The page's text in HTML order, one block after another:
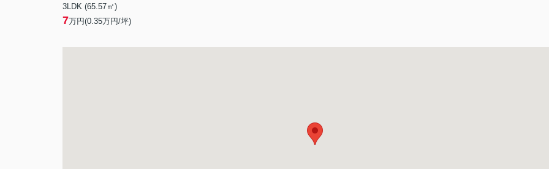
3LDK (65.57㎡)
7万円(0.35万円/坪)